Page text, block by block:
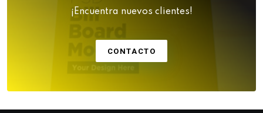
¡Encuentra nuevos clientes!
CONTACTO